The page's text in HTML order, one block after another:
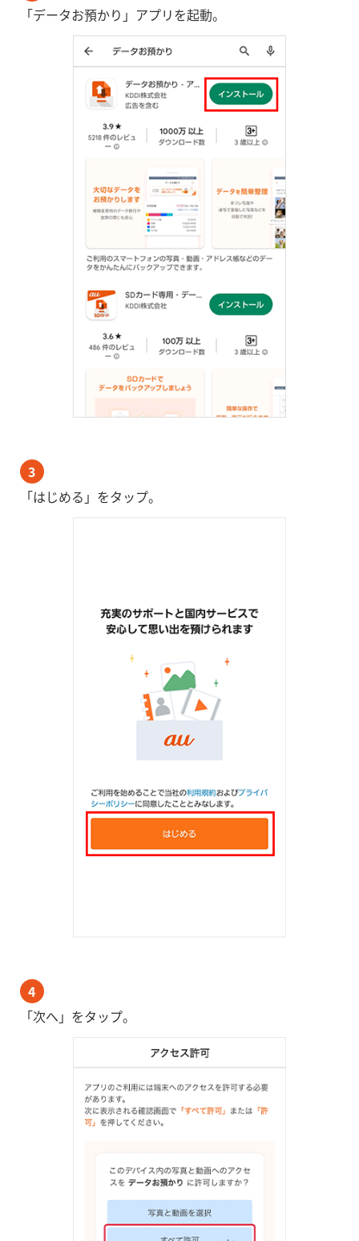
「データお預かり」アプリを起動。
3
「はじめる」をタップ。
4
「次へ」をタップ。